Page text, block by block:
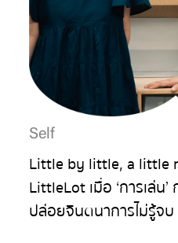
Self
Little by little, a little
LittleLot เมื่อ ‘การเล่น
ปล่อยจินตนาการไม่รู้จบ